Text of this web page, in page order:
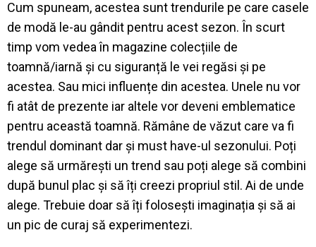
Cum spuneam, acestea sunt trendurile pe care casele
de modă le-au gândit pentru acest sezon. În scurt
timp vom vedea în magazine colecțiile de
toamnă/iarnă și cu siguranță le vei regăsi și pe
acestea. Sau mici influențe din acestea. Unele nu vor
fi atât de prezente iar altele vor deveni emblematice
pentru această toamnă. Rămâne de văzut care va fi
trendul dominant dar și must have-ul sezonului. Poți
alege să urmărești un trend sau poți alege să combini
după bunul plac și să îți creezi propriul stil. Ai de unde
alege. Trebuie doar să îți folosești imaginația și să ai
un pic de curaj să experimentezi.